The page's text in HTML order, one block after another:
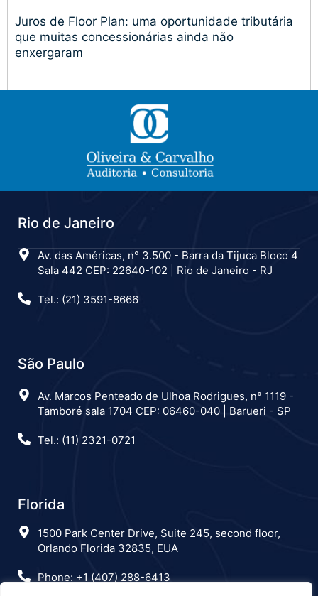
Juros de Floor Plan: uma oportunidade tributária
que muitas concessionárias ainda não
enxergaram
Rio de Janeiro
Av. das Américas, n° 3.500 - Barra da Tijuca Bloco 4
Sala 442 CEP: 22640-102 | Rio de Janeiro - RJ
Tel.: (21) 3591-8666
São Paulo
Av. Marcos Penteado de Ulhoa Rodrigues, n° 1119 -
Tamboré sala 1704 CEP: 06460-040 | Barueri - SP
Tel.: (11) 2321-0721
Florida
1500 Park Center Drive, Suite 245, second floor,
Orlando Florida 32835, EUA
Phone: +1 (407) 288-6413